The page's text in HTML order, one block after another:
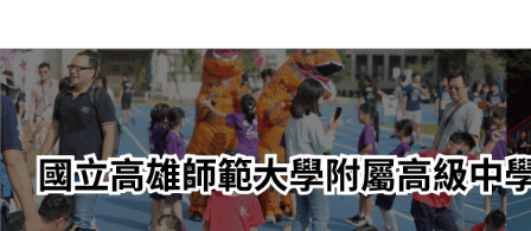
轉
至
主
內
容